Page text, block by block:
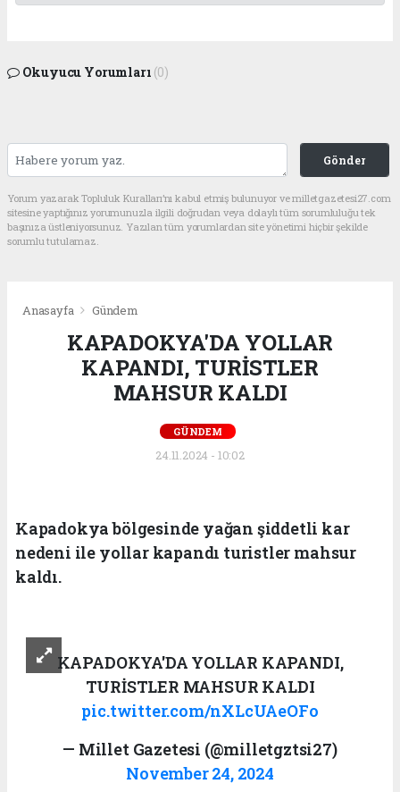
Okuyucu Yorumları (0)
Gönder
Yorum yazarak Topluluk Kuralları’nı kabul etmiş bulunuyor ve milletgazetesi27.com
sitesine yaptığınız yorumunuzla ilgili doğrudan veya dolaylı tüm sorumluluğu tek
başınıza üstleniyorsunuz. Yazılan tüm yorumlardan site yönetimi hiçbir şekilde
sorumlu tutulamaz.
Anasayfa Gündem
KAPADOKYA'DA YOLLAR
KAPANDI, TURİSTLER
MAHSUR KALDI
GÜNDEM
24.11.2024 - 10:02
Kapadokya bölgesinde yağan şiddetli kar
nedeni ile yollar kapandı turistler mahsur
kaldı.
KAPADOKYA'DA YOLLAR KAPANDI,
TURİSTLER MAHSUR KALDI
pic.twitter.com/nXLcUAeOFo
— Millet Gazetesi (@milletgztsi27)
November 24, 2024